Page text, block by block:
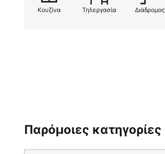
Κουζίνα Τηλεργασία Διάδρομος
Παρόμοιες κατηγορίες